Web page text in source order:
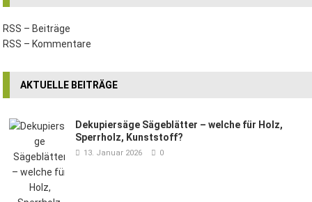
RSS – Beiträge
RSS – Kommentare
AKTUELLE BEITRÄGE
Dekupiersäge Sägeblätter – welche für Holz,
Sperrholz, Kunststoff?
13. Januar 2026 0